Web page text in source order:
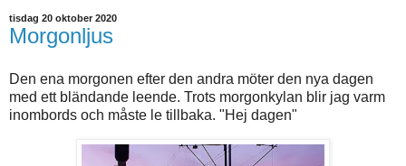
tisdag 20 oktober 2020
Morgonljus
Den ena morgonen efter den andra möter den nya dagen
med ett bländande leende. Trots morgonkylan blir jag varm
inombords och måste le tillbaka. "Hej dagen"